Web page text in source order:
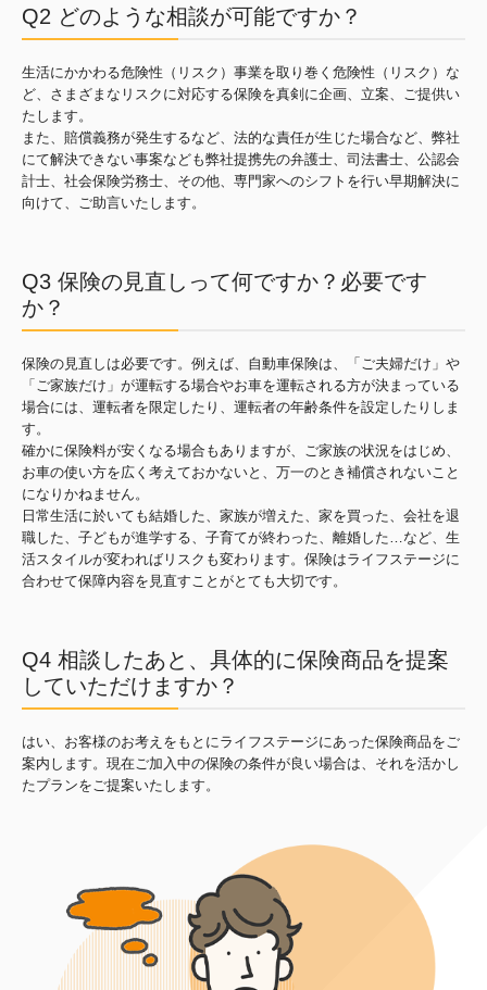
Q2 どのような相談が可能ですか？
生活にかかわる危険性（リスク）事業を取り巻く危険性（リスク）な
ど、さまざまなリスクに対応する保険を真剣に企画、立案、ご提供い
たします。
また、賠償義務が発生するなど、法的な責任が生じた場合など、弊社
にて解決できない事案なども弊社提携先の弁護士、司法書士、公認会
計士、社会保険労務士、その他、専門家へのシフトを行い早期解決に
向けて、ご助言いたします。
Q3 保険の見直しって何ですか？必要です
か？
保険の見直しは必要です。例えば、自動車保険は、「ご夫婦だけ」や
「ご家族だけ」が運転する場合やお車を運転される方が決まっている
場合には、運転者を限定したり、運転者の年齢条件を設定したりしま
す。
確かに保険料が安くなる場合もありますが、ご家族の状況をはじめ、
お車の使い方を広く考えておかないと、万一のとき補償されないこと
になりかねません。
日常生活に於いても結婚した、家族が増えた、家を買った、会社を退
職した、子どもが進学する、子育てが終わった、離婚した…など、生
活スタイルが変わればリスクも変わります。保険はライフステージに
合わせて保障内容を見直すことがとても大切です。
Q4 相談したあと、具体的に保険商品を提案
していただけますか？
はい、お客様のお考えをもとにライフステージにあった保険商品をご
案内します。現在ご加入中の保険の条件が良い場合は、それを活かし
たプランをご提案いたします。